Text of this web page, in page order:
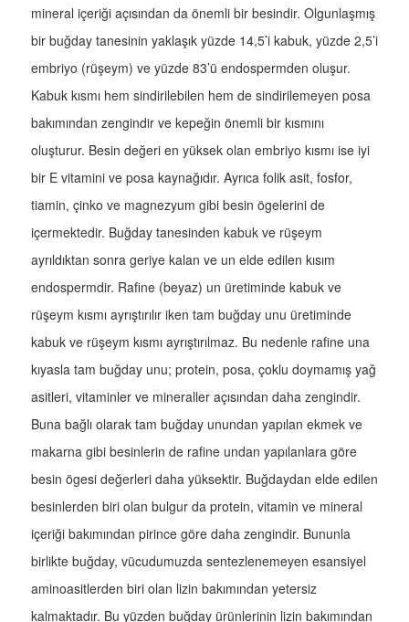
mineral içeriği açısından da önemli bir besindir. Olgunlaşmış
bir buğday tanesinin yaklaşık yüzde 14,5’i kabuk, yüzde 2,5’i
embriyo (rüşeym) ve yüzde 83’ü endospermden oluşur.
Kabuk kısmı hem sindirilebilen hem de sindirilemeyen posa
bakımından zengindir ve kepeğin önemli bir kısmını
oluşturur. Besin değeri en yüksek olan embriyo kısmı ise iyi
bir E vitamini ve posa kaynağıdır. Ayrıca folik asit, fosfor,
tiamin, çinko ve magnezyum gibi besin ögelerini de
içermektedir. Buğday tanesinden kabuk ve rüşeym
ayrıldıktan sonra geriye kalan ve un elde edilen kısım
endospermdir. Rafine (beyaz) un üretiminde kabuk ve
rüşeym kısmı ayrıştırılır iken tam buğday unu üretiminde
kabuk ve rüşeym kısmı ayrıştırılmaz. Bu nedenle rafine una
kıyasla tam buğday unu; protein, posa, çoklu doymamış yağ
asitleri, vitaminler ve mineraller açısından daha zengindir.
Buna bağlı olarak tam buğday unundan yapılan ekmek ve
makarna gibi besinlerin de rafine undan yapılanlara göre
besin ögesi değerleri daha yüksektir. Buğdaydan elde edilen
besinlerden biri olan bulgur da protein, vitamin ve mineral
içeriği bakımından pirince göre daha zengindir. Bununla
birlikte buğday, vücudumuzda sentezlenemeyen esansiyel
aminoasitlerden biri olan lizin bakımından yetersiz
kalmaktadır. Bu yüzden buğday ürünlerinin lizin bakımından